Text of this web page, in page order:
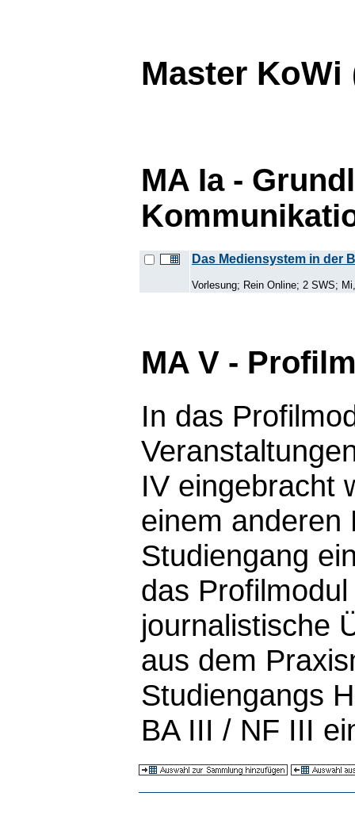
Master KoWi
MA Ia -
Das Mediensystem in der
Vorlesung; Rein Online; 2 SWS;
MA V -
In das
IV eingebracht
einem anderen
Studiengang
das
journalistische
aus dem
Studiengangs
BA III / NF III